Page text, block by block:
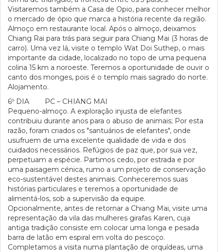
Visitaremos também a Casa de Opio, para conhecer melhor
o mercado de ópio que marca a história recente da região.
Almoço em restaurante local. Após o almoço, deixamos
Chiang Rai para trás para seguir para Chiang Mai (3 horas de
carro). Uma vez lá, visite o templo Wat Doi Suthep, o mais
importante da cidade, localizado no topo de uma pequena
colina 15 km a noroeste. Teremos a oportunidade de ouvir o
canto dos monges, pois é o templo mais sagrado do norte.
Alojamento.
6º DIA PC – CHIANG MAI
Pequeno-almoço. A exploração injusta de elefantes
contribuiu durante anos para o abuso de animais; Por esta
razão, foram criados os "santuários de elefantes", onde
usufruem de uma excelente qualidade de vida e dos
cuidados necessários. Refúgios de paz que, por sua vez,
perpetuam a espécie. Partimos cedo, por estrada e por
uma paisagem cénica, rumo a um projeto de conservação
eco-sustentável destes animais. Conheceremos suas
histórias particulares e teremos a oportunidade de
alimentá-los, sob a supervisão da equipe.
Opcionalmente, antes de retornar a Chiang Mai, visite uma
representação da vila das mulheres girafas Karen, cuja
antiga tradição consiste em colocar uma longa e pesada
barra de latão em espiral em volta do pescoço.
Completamos a visita numa plantação de orquídeas, uma